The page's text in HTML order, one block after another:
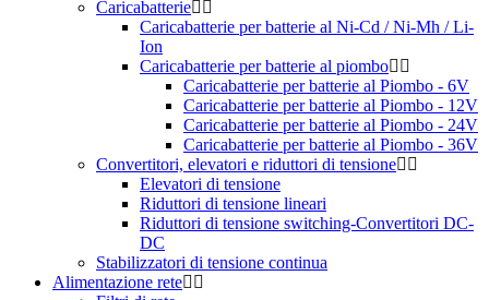
Caricabatterie
Caricabatterie per batterie al Ni-Cd / Ni-Mh / Li-
Ion
Caricabatterie per batterie al piombo
Caricabatterie per batterie al Piombo - 6V
Caricabatterie per batterie al Piombo - 12V
Caricabatterie per batterie al Piombo - 24V
Caricabatterie per batterie al Piombo - 36V
Convertitori, elevatori e riduttori di tensione
Elevatori di tensione
Riduttori di tensione lineari
Riduttori di tensione switching-Convertitori DC-
DC
Stabilizzatori di tensione continua
Alimentazione rete